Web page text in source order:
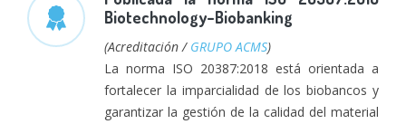
Biotechnology–Biobanking
(Acreditación / GRUPO ACMS)
La norma ISO 20387:2018 está orientada a
fortalecer la imparcialidad de los biobancos y
garantizar la gestión de la calidad del material